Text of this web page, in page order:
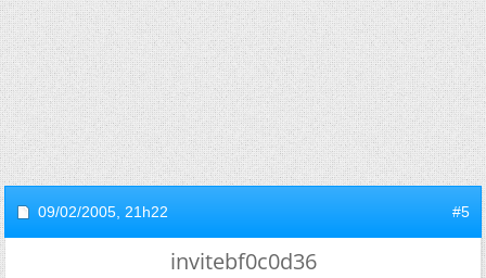
09/02/2005, 21h22 #5
invitebf0c0d36